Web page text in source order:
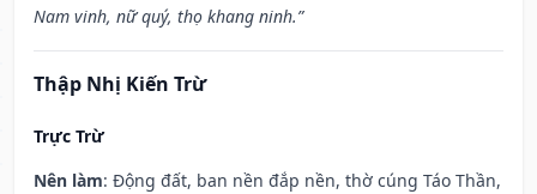
Nam vinh, nữ quý, thọ khang ninh.”
Thập Nhị Kiến Trừ
Trực Trừ
Nên làm: Động đất, ban nền đắp nền, thờ cúng Táo Thần,